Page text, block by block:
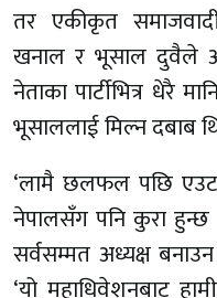
तर एकीकृत
खनाल र भूसाल दुवैले
नेताका पार्टीभित्र धेरै
भूसाललाई मिल्न दबाब
‘लामै छलफल पछि
नेपालसँग पनि कुरा
सर्वसम्मत अध्यक्ष
‘यो महाधिवेशनबाट